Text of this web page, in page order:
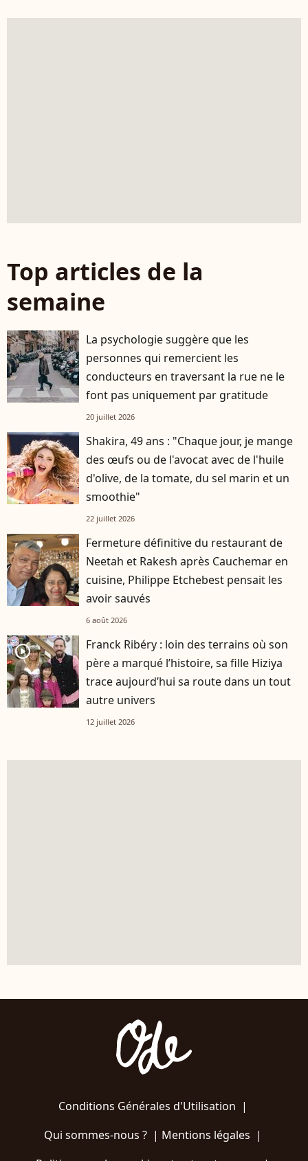
Top articles de la
semaine
La psychologie suggère que les
personnes qui remercient les
conducteurs en traversant la rue ne le
font pas uniquement par gratitude
20 juillet 2026
Shakira, 49 ans : "Chaque jour, je mange
des œufs ou de l'avocat avec de l'huile
d'olive, de la tomate, du sel marin et un
smoothie"
22 juillet 2026
Fermeture définitive du restaurant de
Neetah et Rakesh après Cauchemar en
cuisine, Philippe Etchebest pensait les
avoir sauvés
6 août 2026
player2
Franck Ribéry : loin des terrains où son
père a marqué l’histoire, sa fille Hiziya
trace aujourd’hui sa route dans un tout
autre univers
12 juillet 2026
Conditions Générales d'Utilisation |
Qui sommes-nous ?| Mentions légales |